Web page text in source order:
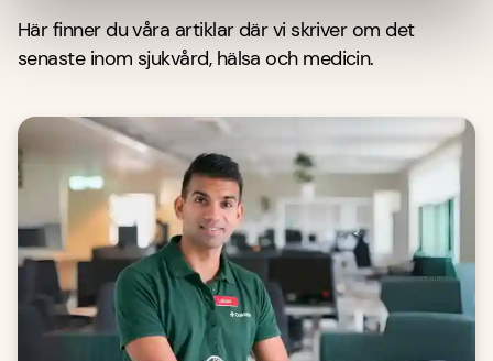
Här finner du våra artiklar där vi skriver om det
senaste inom sjukvård, hälsa och medicin.